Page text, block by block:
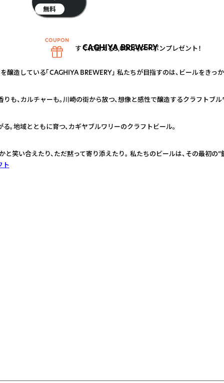
CAGHIYA BREWERY
造している「CAGHIYA BREWERY」 私たちが目指すのは、ビールをきっ
も、カルチャーも。川崎の街から放つ、想像と感性で醸造するクラフトブル
。地域とともに育つ、カギヤブルワリーのクラフトビール。
笑い合えたり、ただ黙って寄り添えたり。 私たちのビールは、その最初の“
ト
無料
すぐに使える5,000円クーポンプレゼント！